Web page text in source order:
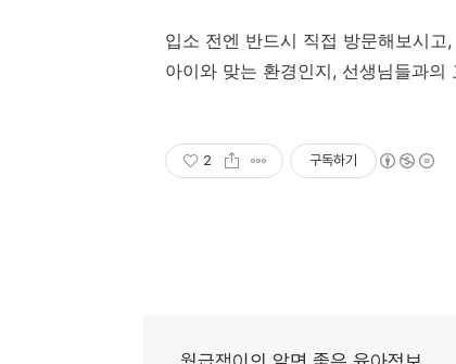
입소 전엔 반드시 직접 방문해보시고,
아이와 맞는 환경인지, 선생님들과
2 구독하기